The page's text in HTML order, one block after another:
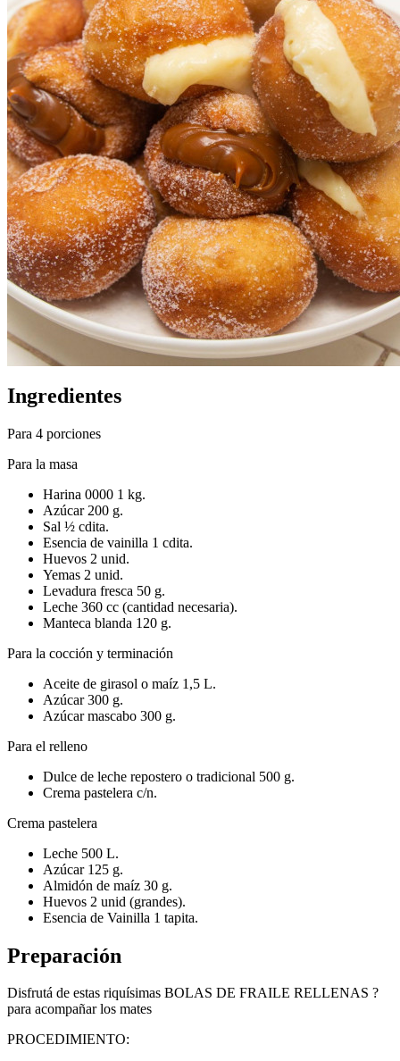
Ingredientes
Para 4 porciones
Para la masa
Harina 0000 1 kg.
Azúcar 200 g.
Sal ½ cdita.
Esencia de vainilla 1 cdita.
Huevos 2 unid.
Yemas 2 unid.
Levadura fresca 50 g.
Leche 360 cc (cantidad necesaria).
Manteca blanda 120 g.
Para la cocción y terminación
Aceite de girasol o maíz 1,5 L.
Azúcar 300 g.
Azúcar mascabo 300 g.
Para el relleno
Dulce de leche repostero o tradicional 500 g.
Crema pastelera c/n.
Crema pastelera
Leche 500 L.
Azúcar 125 g.
Almidón de maíz 30 g.
Huevos 2 unid (grandes).
Esencia de Vainilla 1 tapita.
Preparación
Disfrutá de estas riquísimas BOLAS DE FRAILE RELLENAS ?
para acompañar los mates
PROCEDIMIENTO: